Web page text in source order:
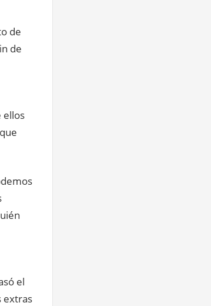
de
de
ellos
el
extras